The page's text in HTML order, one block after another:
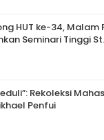
HUT ke-34, Malam
Seminari Tinggi
Rekoleksi
Penfui